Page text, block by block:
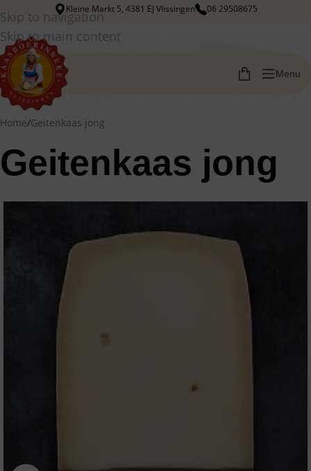
Skip to navigation
Skip to main content
Kleine Markt 5, 4381 EJ Vlissingen 06 29508675
Menu
Home/Geitenkaas jong
Geitenkaas jong